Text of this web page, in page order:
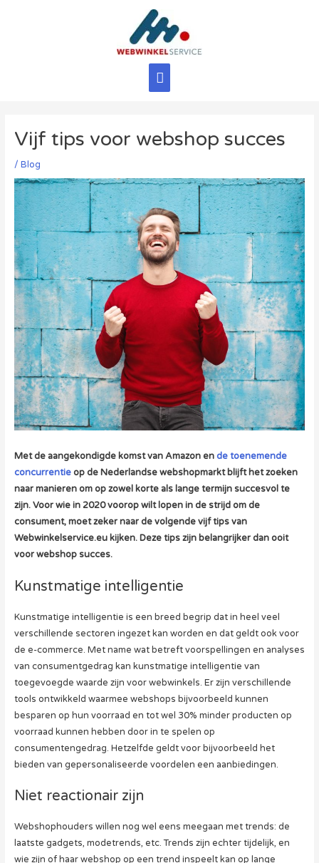
Hoofdmenu
Vijf tips voor webshop succes
/ Blog
Met de aangekondigde komst van Amazon ende toenemende
concurrentieop de Nederlandse webshopmarkt blijft het zoeken
naar manieren om op zowel korte als lange termijn succesvol te
zijn. Voor wie in 2020 voorop wilt lopen in de strijd om de
consument, moet zeker naar de volgende vijf tips van
Webwinkelservice.eu kijken. Deze tips zijn belangrijker dan ooit
voor webshop succes.
Kunstmatige intelligentie
Kunstmatige intelligentie is een breed begrip dat in heel veel
verschillende sectoren ingezet kan worden en dat geldt ook voor
de e-commerce. Met name wat betreft voorspellingen en analyses
van consumentgedrag kan kunstmatige intelligentie van
toegevoegde waarde zijn voor webwinkels. Er zijn verschillende
tools ontwikkeld waarmee webshops bijvoorbeeld kunnen
besparen op hun voorraad en tot wel 30% minder producten op
voorraad kunnen hebben door in te spelen op
consumentengedrag. Hetzelfde geldt voor bijvoorbeeld het
bieden van gepersonaliseerde voordelen een aanbiedingen.
Niet reactionair zijn
Webshophouders willen nog wel eens meegaan met trends: de
laatste gadgets, modetrends, etc. Trends zijn echter tijdelijk, en
wie zijn of haar webshop op een trend inspeelt kan op lange